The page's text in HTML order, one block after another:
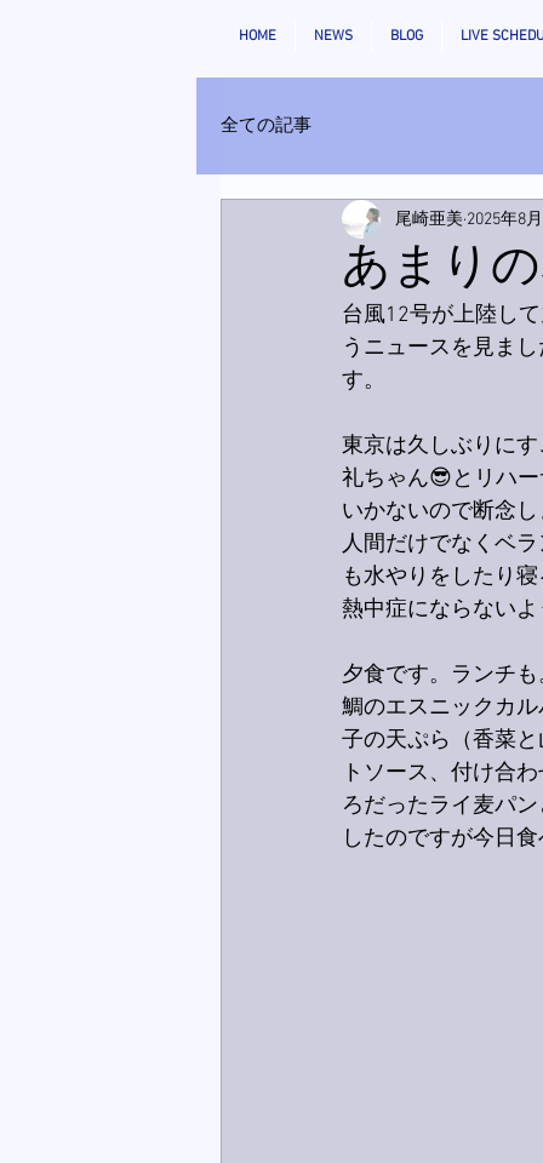
HOME NEWS BLOG LIVE
全ての記事
あまり
尾崎亜美 2025年8
台風12号が上陸し
うニュースを見ま
す。
東京は久しぶりに
礼ちゃん😎とリハ
いかないので断念
人間だけでなくベ
も水やりをしたり
熱中症にならない
夕食です。ランチも
鯛のエスニックカ
子の天ぷら（香菜
トソース、付け合
ろだったライ麦パ
したのですが今日